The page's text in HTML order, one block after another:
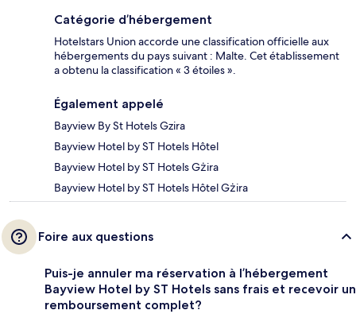
Catégorie d’hébergement
Hotelstars Union accorde une classification officielle aux
hébergements du pays suivant : Malte. Cet établissement
a obtenu la classification « 3 étoiles ».
Également appelé
Bayview By St Hotels Gzira
Bayview Hotel by ST Hotels Hôtel
Bayview Hotel by ST Hotels Gżira
Bayview Hotel by ST Hotels Hôtel Gżira
Foire aux questions
Puis-je annuler ma réservation à l’hébergement
Bayview Hotel by ST Hotels sans frais et recevoir un
remboursement complet?